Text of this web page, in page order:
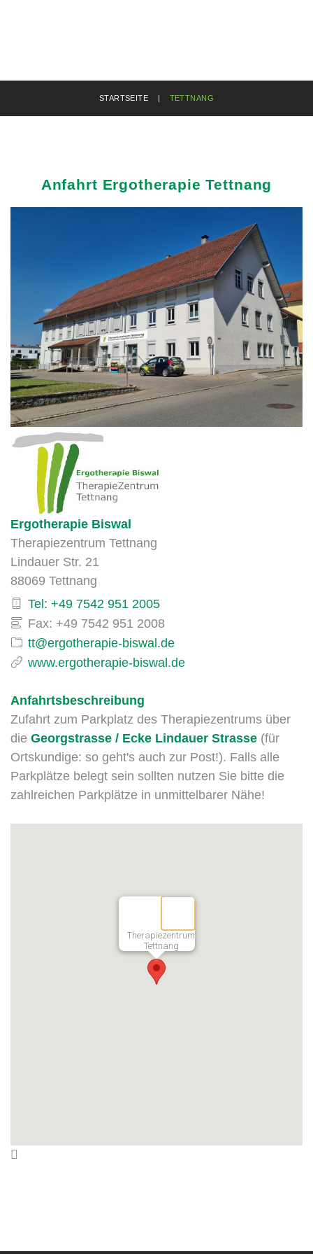
STARTSEITE | TETTNANG
Anfahrt Ergotherapie Tettnang
Ergotherapie Biswal
Therapiezentrum Tettnang
Lindauer Str. 21
88069 Tettnang
Tel: +49 7542 951 2005
Fax: +49 7542 951 2008
www.ergotherapie-biswal.de
Anfahrtsbeschreibung
Zufahrt zum Parkplatz des Therapiezentrums über
die Georgstrasse / Ecke Lindauer Strasse (für
Ortskundige: so geht's auch zur Post!). Falls alle
Parkplätze belegt sein sollten nutzen Sie bitte die
zahlreichen Parkplätze in unmittelbarer Nähe!
Therapiezentrum
Tettnang